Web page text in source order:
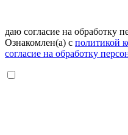
даю согласие на обработку
Ознакомлен(а) с политикой
согласие на обработку